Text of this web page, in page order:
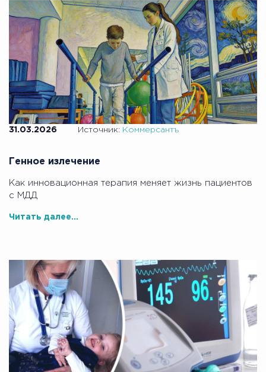
31.03.2026 Источник: Коммерсантъ
Генное излечение
Как инновационная терапия меняет жизнь пациентов
с МДД
Читать далее...